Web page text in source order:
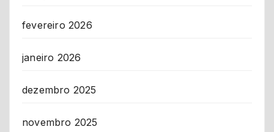
fevereiro 2026
janeiro 2026
dezembro 2025
novembro 2025